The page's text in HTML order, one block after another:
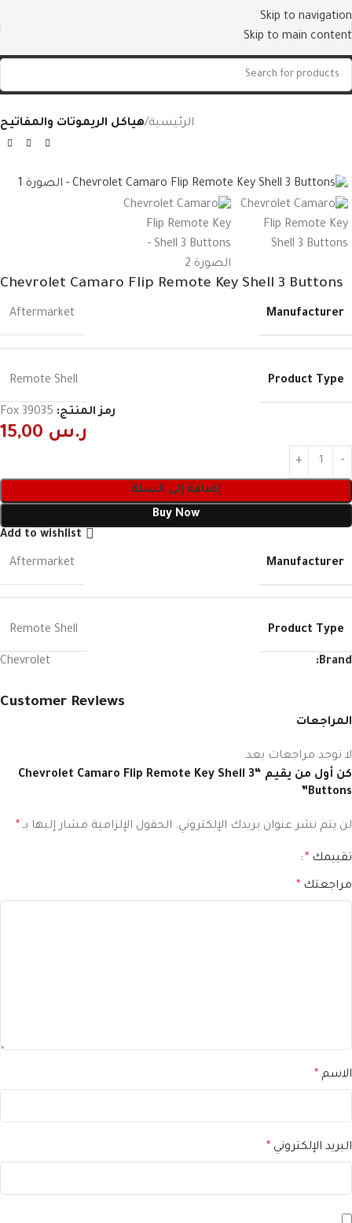
Skip to navigation
Skip to main content
الرئيسية هياكل الريموتات والمفاتيح
Chevrolet Camaro Flip Remote Key Shell 3 Buttons
Manufacturer
Aftermarket
Product Type
Remote Shell
رمز المنتج: Fox 39035
ر.س
إضافة إلى السلة
Buy Now
Add to wishlist
Manufacturer
Aftermarket
Product Type
Remote Shell
Brand:
Chevrolet
Customer Reviews
المراجعات
لا توجد مراجعات بعد.
كن أول من يقيم “Chevrolet Camaro Flip Remote Key Shell 3
Buttons”
لن يتم نشر عنوان بريدك الإلكتروني. الحقول الإلزامية مشار إليها بـ *
تقييمك *
مراجعتك *
الاسم *
البريد الإلكتروني *